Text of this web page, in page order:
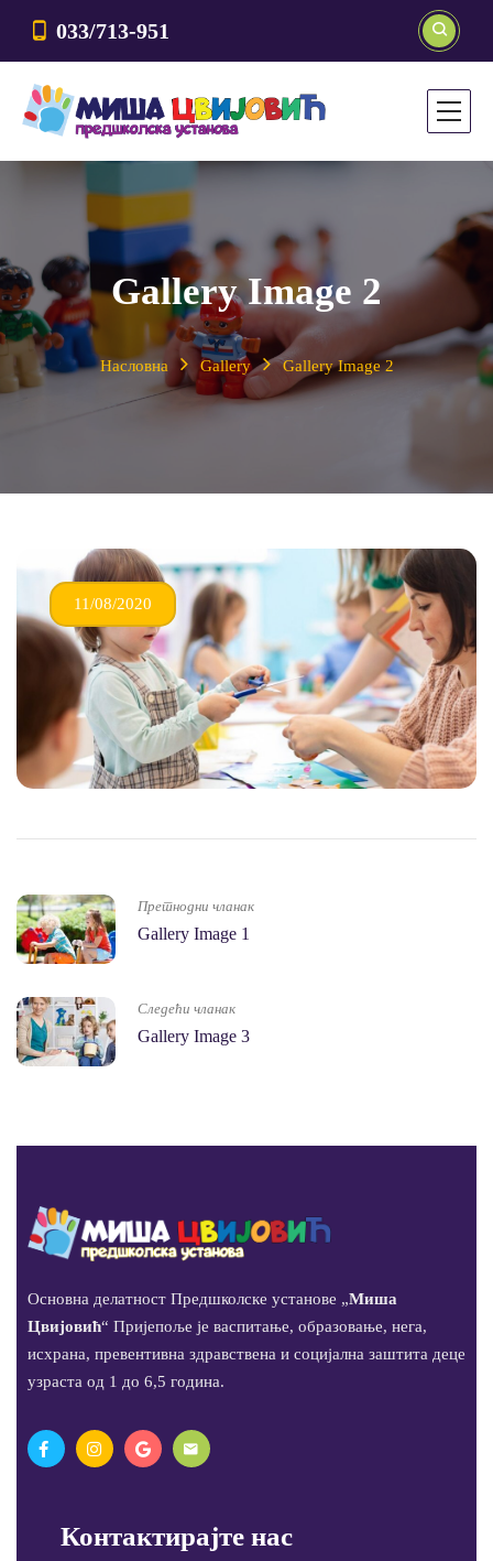
033/713-951
Gallery Image 2
Насловна Gallery Gallery Image 2
11/08/2020
Претнодни чланак
Gallery Image 1
Следећи чланак
Gallery Image 3
Основна делатност Предшколске установе „Миша
Цвијовић“ Пријепоље је васпитање, образовање, нега,
исхрана, превентивна здравствена и социјална заштита деце
узраста од 1 до 6,5 година.
Контактирајте нас